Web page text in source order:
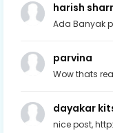
harish
Ada Banyak
parvina
Wow thats
dayakar
nice post,